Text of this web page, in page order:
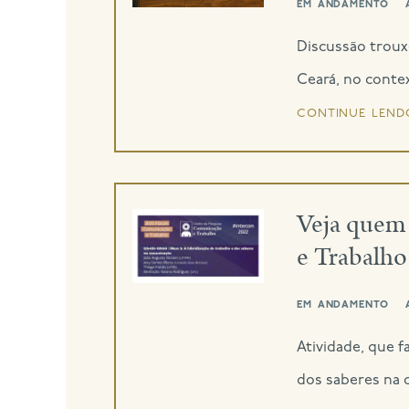
em andamento
Discussão
Ceará, no
continue
Veja
e Trabalho
em andamento
Atividade, que
dos saberes na